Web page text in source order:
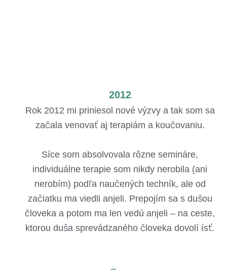
2012
Rok 2012 mi priniesol nové výzvy a tak som sa
začala venovať aj terapiám a koučovaniu.
Síce som absolvovala rôzne semináre,
individuálne terapie som nikdy nerobila (ani
nerobím) podľa naučených techník, ale od
začiatku ma viedli anjeli. Prepojím sa s dušou
človeka a potom ma len vedú anjeli – na ceste,
ktorou duša sprevádzaného človeka dovolí ísť.